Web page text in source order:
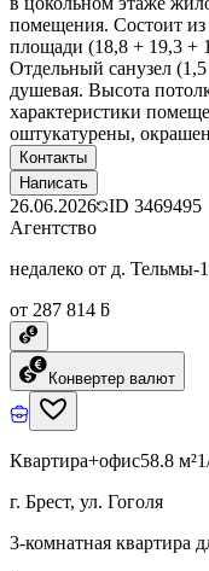
помещения. Состоит из
площади (18,8 + 19,3 +
Отдельный санузел
душевая. Высота
характеристики
оштукатурены,
Контакты
Написать
26.06.2026 ID 3469495
Агентство
недалеко от д. Тельмы-
от 287 814 ƃ
Конвертер валют
Квартира+офис58.8 м²
г. Брест, ул. Гоголя
3-комнатная квартира